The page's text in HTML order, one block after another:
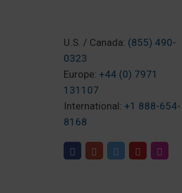
U.S. / Canada: (855) 490-
0323
Europe: +44 (0) 7971
131107
International: +1 888-654-
8168